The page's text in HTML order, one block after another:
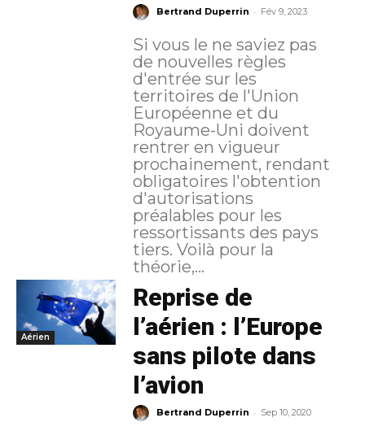
Bertrand Duperrin - Fév 9, 2023
Si vous le ne saviez pas
de nouvelles règles
d'entrée sur les
territoires de l'Union
Européenne et du
Royaume-Uni doivent
rentrer en vigueur
prochainement, rendant
obligatoires l'obtention
d'autorisations
préalables pour les
ressortissants des pays
tiers. Voilà pour la
théorie,...
Aérien
Reprise de
l’aérien : l’Europe
sans pilote dans
l’avion
Bertrand Duperrin - Sep 10, 2020